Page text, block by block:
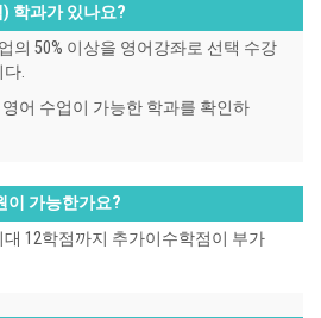
학과가 있나요?
의 50% 이상을 영어강좌로 선택 수강
다.
어 수업이 가능한 학과를 확인하
이 가능한가요?
12학점까지 추가이수학점이 부가